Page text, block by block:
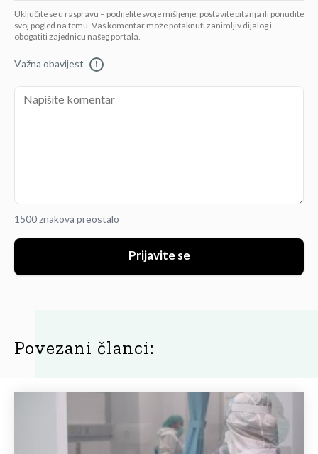
Uključite se u raspravu – podijelite svoje mišljenje, postavite pitanja ili ponudite
svoj pogled na temu. Vaš komentar može potaknuti zanimljiv dijalog i
obogatiti zajednicu našeg portala.
Važna obavijest !
1500 znakova preostalo
Prijavite se
Povezani članci: